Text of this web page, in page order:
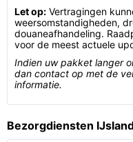
Let op: Vertragingen
weersomstandigheden,
douaneafhandeling.
voor de meest actuele
Indien uw pakket langer
dan contact op met de
informatie.
Bezorgdiensten